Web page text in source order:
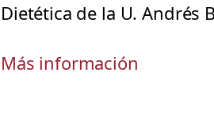
Dietética de la U. Andrés
Más información